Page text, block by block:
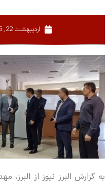
اردیبهشت 22, 1405
به گزارش البرز نیوز از البرز،